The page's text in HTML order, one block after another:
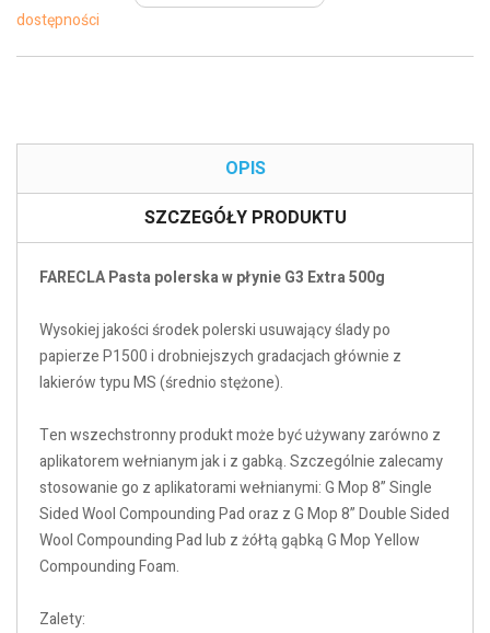
dostępności
OPIS
SZCZEGÓŁY PRODUKTU
FARECLA Pasta polerska w płynie G3 Extra 500g
Wysokiej jakości środek polerski usuwający ślady po
papierze P1500 i drobniejszych gradacjach głównie z
lakierów typu MS (średnio stężone).
Ten wszechstronny produkt może być używany zarówno z
aplikatorem wełnianym jak i z gabką. Szczególnie zalecamy
stosowanie go z aplikatorami wełnianymi: G Mop 8” Single
Sided Wool Compounding Pad oraz z G Mop 8” Double Sided
Wool Compounding Pad lub z żółtą gąbką G Mop Yellow
Compounding Foam.
Zalety: